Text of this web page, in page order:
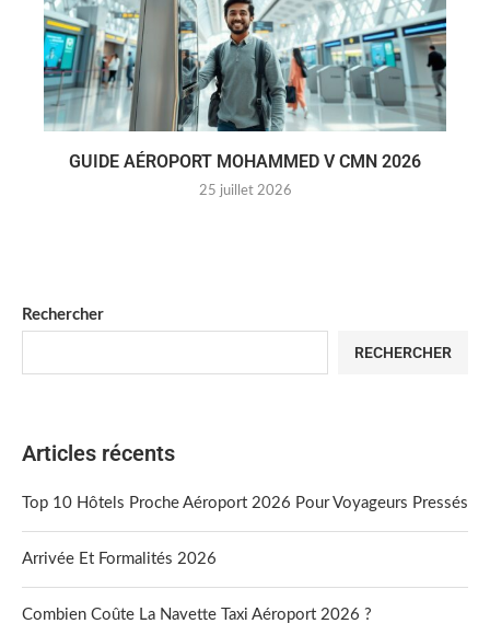
GUIDE AÉROPORT MOHAMMED V CMN 2026
25 juillet 2026
Rechercher
RECHERCHER
Articles récents
Top 10 Hôtels Proche Aéroport 2026 Pour Voyageurs Pressés
Arrivée Et Formalités 2026
Combien Coûte La Navette Taxi Aéroport 2026 ?